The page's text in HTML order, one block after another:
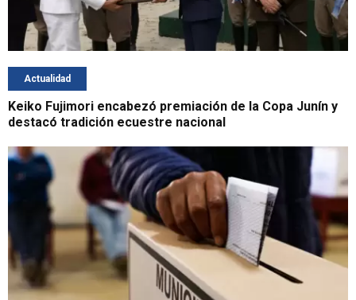
Actualidad
Keiko Fujimori encabezó premiación de la Copa Junín y
destacó tradición ecuestre nacional